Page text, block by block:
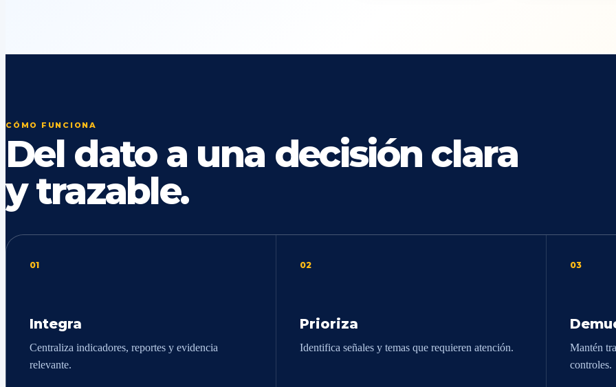
CÓMO FUNCIONA
Del dato a una decisión clara
y trazable.
01
Integra
Centraliza indicadores, reportes y evidencia
relevante.
02
Prioriza
Identifica señales y temas que requieren atención.
03
Mantén
controles.